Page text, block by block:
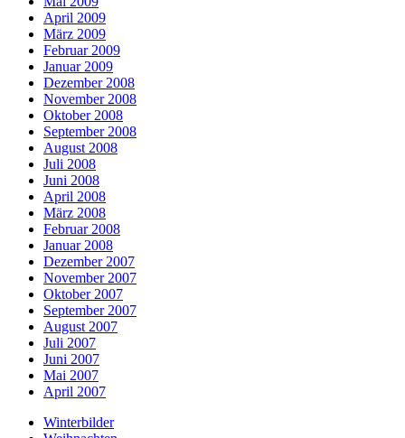
April 2009
März 2009
Februar 2009
Januar 2009
Dezember 2008
November 2008
Oktober 2008
September 2008
August 2008
Juli 2008
Juni 2008
April 2008
März 2008
Februar 2008
Januar 2008
Dezember 2007
November 2007
Oktober 2007
September 2007
August 2007
Juli 2007
Juni 2007
Mai 2007
April 2007
Winterbilder